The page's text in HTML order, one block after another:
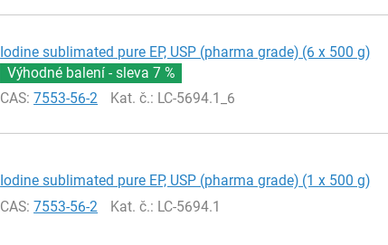
Iodine sublimated pure EP, USP (pharma grade) (6 x 500 g)
Výhodné balení - sleva7 %
CAS:7553-56-2 Kat. č.: LC-5694.1_6
Iodine sublimated pure EP, USP (pharma grade) (1 x 500 g)
CAS:7553-56-2 Kat. č.: LC-5694.1